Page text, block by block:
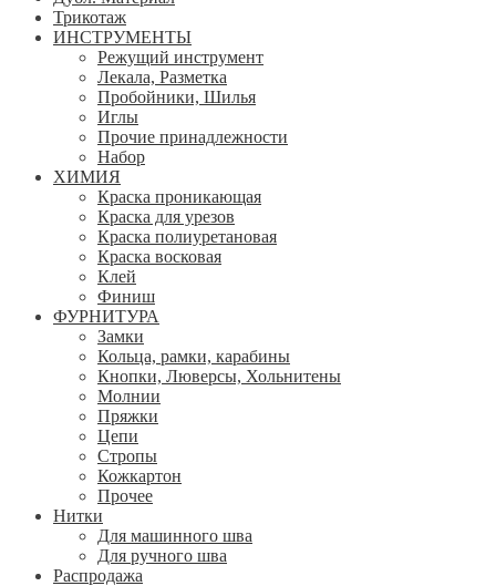
Трикотаж
ИНСТРУМЕНТЫ
Режущий инструмент
Лекала, Разметка
Пробойники, Шилья
Иглы
Прочие принадлежности
Набор
ХИМИЯ
Краска проникающая
Краска для урезов
Краска полиуретановая
Краска восковая
Клей
Финиш
ФУРНИТУРА
Замки
Кольца, рамки, карабины
Кнопки, Люверсы, Хольнитены
Молнии
Пряжки
Цепи
Стропы
Кожкартон
Прочее
Нитки
Для машинного шва
Для ручного шва
Распродажа